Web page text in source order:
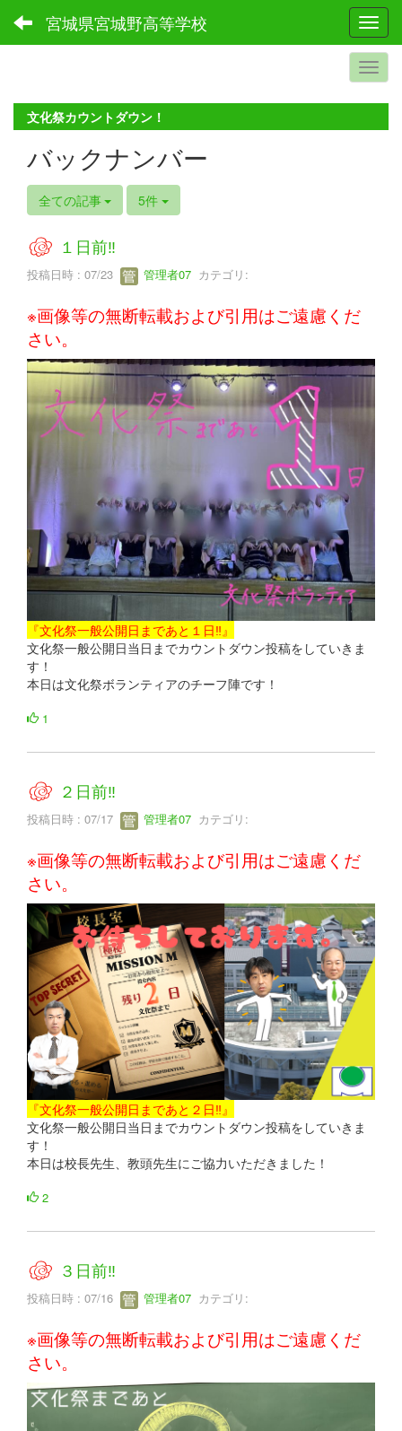
宮城県宮城野高等学校
文化祭カウントダウン！
バックナンバー
全ての記事 5件
１日前‼
投稿日時 : 07/23 管理者07 カテゴリ:
※画像等の無断転載および引用はご遠慮くだ
さい。
『文化祭一般公開日まであと１日‼』
文化祭一般公開日当日までカウントダウン投稿をしていきま
す！
本日は文化祭ボランティアのチーフ陣です！
1
２日前‼
投稿日時 : 07/17 管理者07 カテゴリ:
※画像等の無断転載および引用はご遠慮くだ
さい。
『文化祭一般公開日まであと２日‼』
文化祭一般公開日当日までカウントダウン投稿をしていきま
す！
本日は校長先生、教頭先生にご協力いただきました！
2
３日前‼
投稿日時 : 07/16 管理者07 カテゴリ:
※画像等の無断転載および引用はご遠慮くだ
さい。